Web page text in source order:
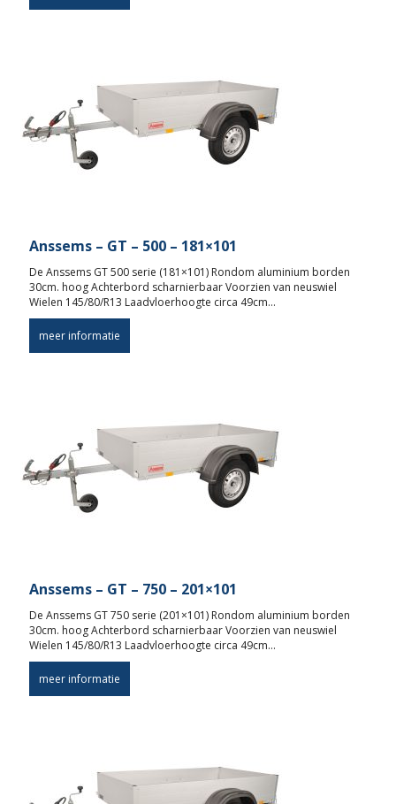
Anssems – GT – 500 – 181×101
De Anssems GT 500 serie (181×101) Rondom aluminium borden
30cm. hoog Achterbord scharnierbaar Voorzien van neuswiel
Wielen 145/80/R13 Laadvloerhoogte circa 49cm…
meer informatie
Anssems – GT – 750 – 201×101
De Anssems GT 750 serie (201×101) Rondom aluminium borden
30cm. hoog Achterbord scharnierbaar Voorzien van neuswiel
Wielen 145/80/R13 Laadvloerhoogte circa 49cm…
meer informatie